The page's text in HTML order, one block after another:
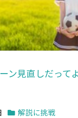
ン見直しだって
解説に挑戦